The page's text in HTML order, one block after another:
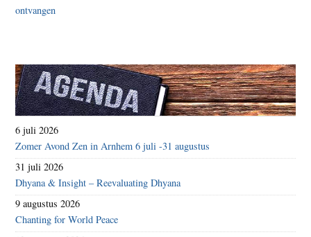
6 juli 2026
Zomer Avond Zen in Arnhem 6 juli -31 augustus
31 juli 2026
Dhyana & Insight – Reevaluating Dhyana
9 augustus 2026
Chanting for World Peace